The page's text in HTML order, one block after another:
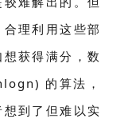
理利用这些部
获得满分，数
的算法，
到了但难以实